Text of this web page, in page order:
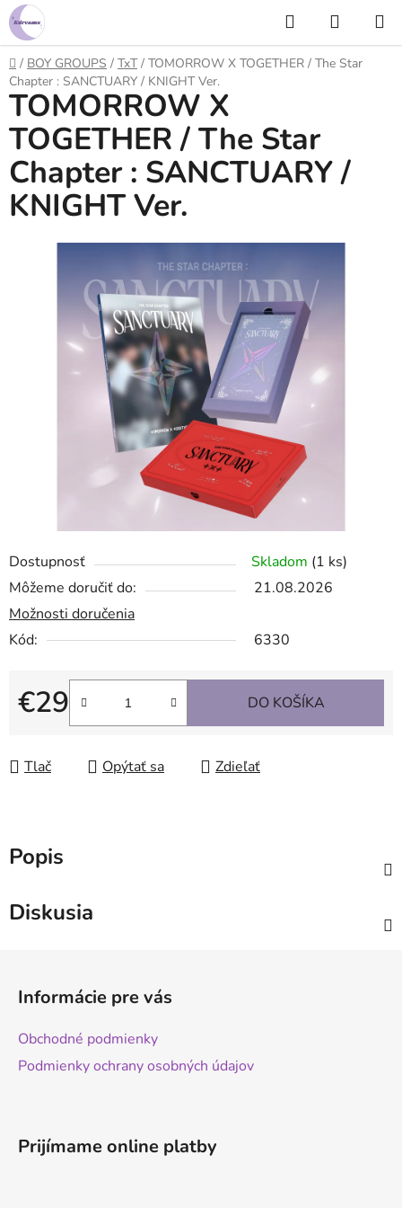
Prejsť
na
obsah
Hľadať
KOŠÍK
Domov
/ BOY GROUPS / TxT / TOMORROW X TOGETHER / The Star
Chapter : SANCTUARY / KNIGHT Ver.
Dostupnosť Skladom (1 ks)
Môžeme doručiť do:
21.08.2026
Možnosti doručenia
Kód:
6330
€29
Jednotková cena:
DO KOŠÍKA
Tlač Opýtať sa Zdieľať
TOMORROW X
TOGETHER / The Star
Chapter : SANCTUARY /
KNIGHT Ver.
Popis
Diskusia
Informácie pre vás
Obchodné podmienky
Podmienky ochrany osobných údajov
Prijímame online platby